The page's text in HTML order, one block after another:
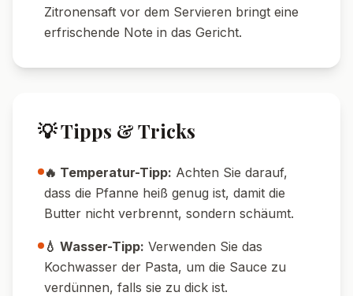
Zitronensaft vor dem Servieren bringt eine
erfrischende Note in das Gericht.
💡 Tipps & Tricks
🔥 Temperatur-Tipp: Achten Sie darauf,
dass die Pfanne heiß genug ist, damit die
Butter nicht verbrennt, sondern schäumt.
💧 Wasser-Tipp: Verwenden Sie das
Kochwasser der Pasta, um die Sauce zu
verdünnen, falls sie zu dick ist.